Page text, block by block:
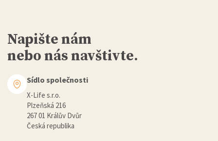
Napište nám
nebo nás navštivte.
Sídlo společnosti
X-Life s.r.o.
Plzeňská 216
267 01 Králův Dvůr
Česká republika